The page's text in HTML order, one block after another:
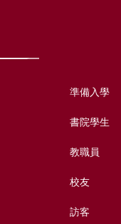
準備入學
書院學生
教職員
校友
訪客